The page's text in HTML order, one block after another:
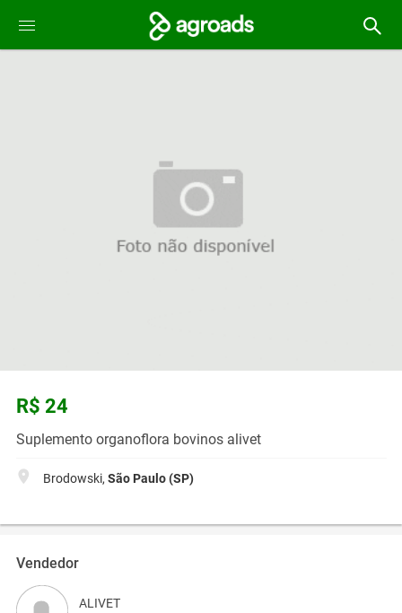
R$ 24
Suplemento organoflora bovinos alivet
Brodowski, São Paulo (SP)
Vendedor
ALIVET